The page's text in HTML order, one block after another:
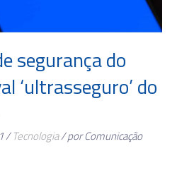
segurança do
‘ultrasseguro’ do
/Tecnologia/ por Comunicação